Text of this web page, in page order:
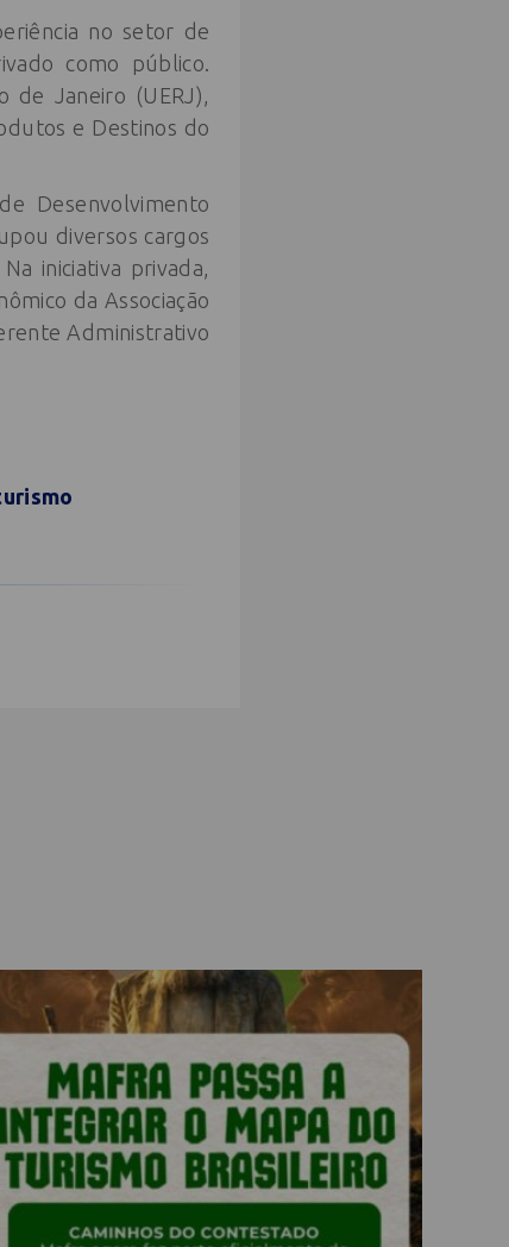
no setor de
como público.
de Janeiro (UERJ),
e Destinos do
Desenvolvimento
diversos cargos
iniciativa privada,
da Associação
Administrativo